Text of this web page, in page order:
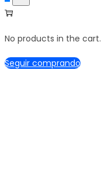
No products in the cart.
Seguir comprando